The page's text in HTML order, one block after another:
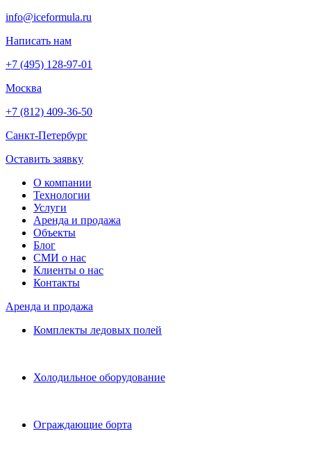
info@iceformula.ru
Написать нам
+7 (495) 128-97-01
Москва
+7 (812) 409-36-50
Санкт-Петербург
Оставить заявку
О компании
Технологии
Услуги
Аренда и продажа
Объекты
Блог
СМИ о нас
Клиенты о нас
Контакты
Аренда и продажа
Комплекты ледовых полей
Холодильное оборудование
Ограждающие борта